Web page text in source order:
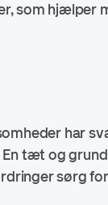
som hjælper
har
tæt og
sørg